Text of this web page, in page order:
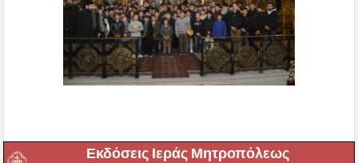
Εκδόσεις Ιεράς Μητροπόλεως